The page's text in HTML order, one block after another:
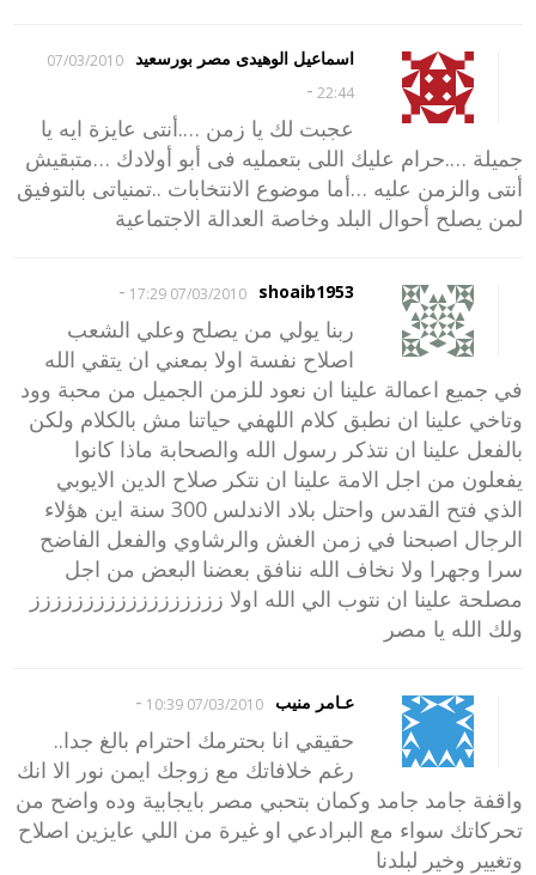
اسماعيل الوهيدى مصر بورسعيد
07/03/2010
22:44
-
عجبت لك يا زمن ….أنتى عايزة ايه يا
جميلة ….حرام عليك اللى بتعمليه فى أبو أولادك …متبقيش
أنتى والزمن عليه …أما موضوع الانتخابات ..تمنياتى بالتوفيق
لمن يصلح أحوال البلد وخاصة العدالة الاجتماعية
shoaib1953
07/03/2010 17:29
-
ربنا يولي من يصلح وعلي الشعب
اصلاح نفسة اولا بمعني ان يتقي الله
في جميع اعمالة علينا ان نعود للزمن الجميل من محبة وود
وتاخي علينا ان نطبق كلام اللهفي حياتنا مش بالكلام ولكن
بالفعل علينا ان نتذكر رسول الله والصحابة ماذا كانوا
يفعلون من اجل الامة علينا ان نتكر صلاح الدين الايوبي
الذي فتح القدس واحتل بلاد الاندلس 300 سنة اين هؤلاء
الرجال اصبحنا في زمن الغش والرشاوي والفعل الفاضح
سرا وجهرا ولا نخاف الله ننافق بعضنا البعض من اجل
مصلحة علينا ان نتوب الي الله اولا زززززززززززززززززز
ولك الله يا مصر
عـامر منيب 07/03/2010 10:39
-
حقيقي انا بحترمك احترام بالغ جدا..
رغم خلافاتك مع زوجك ايمن نور الا انك
واقفة جامد جامد وكمان بتحبي مصر بايجابية وده واضح من
تحركاتك سواء مع البرادعي او غيرة من اللي عايزين اصلاح
وتغيير وخير لبلدنا